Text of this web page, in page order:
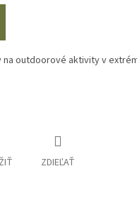
outdoorové aktivityv
ZDIEĽAŤ